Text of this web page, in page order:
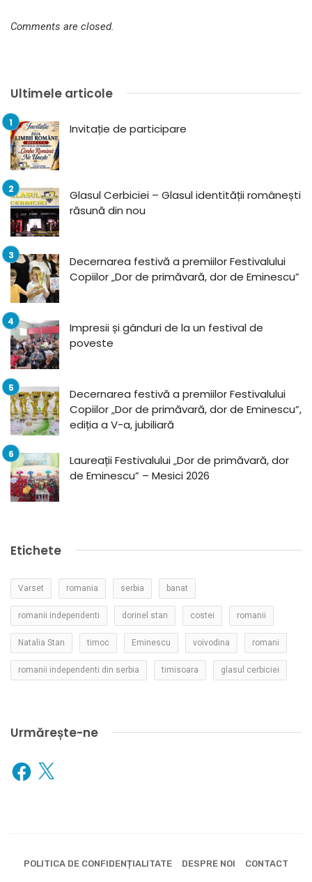
Comments are closed.
Ultimele articole
Invitație de participare
Glasul Cerbiciei – Glasul identității românești
răsună din nou
Decernarea festivă a premiilor Festivalului
Copiilor „Dor de primăvară, dor de Eminescu”
Impresii și gânduri de la un festival de
poveste
Decernarea festivă a premiilor Festivalului
Copiilor „Dor de primăvară, dor de Eminescu”,
ediția a V-a, jubiliară
Laureații Festivalului „Dor de primăvară, dor
de Eminescu” – Mesici 2026
Etichete
Varset romania serbia banat
romanii independenti dorinel stan costei romanii
Natalia Stan timoc Eminescu voivodina romani
romanii independenti din serbia timisoara glasul cerbiciei
Urmărește-ne
Facebook
X
POLITICA DE CONFIDENȚIALITATE DESPRE NOI CONTACT